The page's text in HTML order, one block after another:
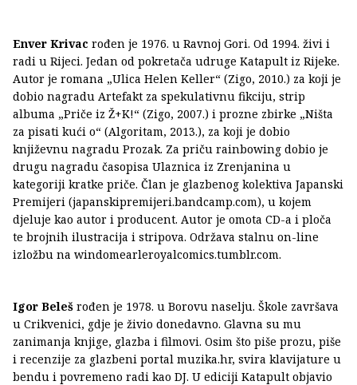
Enver Krivac rođen je 1976. u Ravnoj Gori. Od 1994. živi i
radi u Rijeci. Jedan od pokretača udruge Katapult iz Rijeke.
Autor je romana „Ulica Helen Keller“ (Zigo, 2010.) za koji je
dobio nagradu Artefakt za spekulativnu fikciju, strip
albuma „Priče iz Ž+K!“ (Zigo, 2007.) i prozne zbirke „Ništa
za pisati kući o“ (Algoritam, 2013.), za koji je dobio
književnu nagradu Prozak. Za priču rainbowing dobio je
drugu nagradu časopisa Ulaznica iz Zrenjanina u
kategoriji kratke priče. Član je glazbenog kolektiva Japanski
Premijeri (japanskipremijeri.bandcamp.com), u kojem
djeluje kao autor i producent. Autor je omota CD-a i ploča
te brojnih ilustracija i stripova. Održava stalnu on-line
izložbu na windomearleroyalcomics.tumblr.com.
Igor Beleš rođen je 1978. u Borovu naselju. Škole završava
u Crikvenici, gdje je živio donedavno. Glavna su mu
zanimanja knjige, glazba i filmovi. Osim što piše prozu, piše
i recenzije za glazbeni portal muzika.hr, svira klavijature u
bendu i povremeno radi kao DJ. U ediciji Katapult objavio